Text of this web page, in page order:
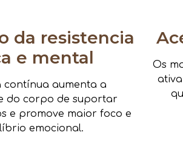
da resistencia
e mental
contínua aumenta a
do corpo de suportar
e promove maior foco e
emocional.
Os